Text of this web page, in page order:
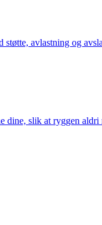
avlastning og
dine, slik at ryggen